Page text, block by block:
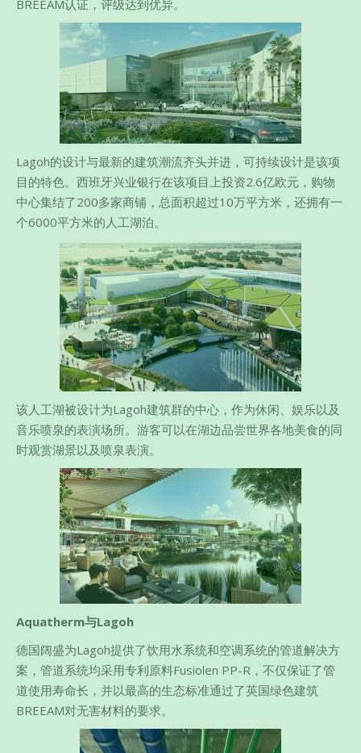
BREEAM认证，评级达到优异。
Lagoh的设计与最新的建筑潮流齐头并进，可持续设计是该项
目的特色。西班牙兴业银行在该项目上投资2.6亿欧元，购物
中心集结了200多家商铺，总面积超过10万平方米，还拥有一
个6000平方米的人工湖泊。
该人工湖被设计为Lagoh建筑群的中心，作为休闲、娱乐以及
音乐喷泉的表演场所。游客可以在湖边品尝世界各地美食的同
时观赏湖景以及喷泉表演。
Aquatherm与Lagoh
德国阔盛为Lagoh提供了饮用水系统和空调系统的管道解决方
案，管道系统均采用专利原料Fusiolen PP-R，不仅保证了管
道使用寿命长，并以最高的生态标准通过了英国绿色建筑
BREEAM对无害材料的要求。